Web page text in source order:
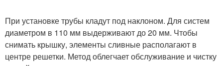
При установке трубы кладут под наклоном. Для систем
диаметром в 110 мм выдерживают до 20 мм. Чтобы
снимать крышку, элементы сливные располагают в
центре решетки. Метод облегчает обслуживание и чистку